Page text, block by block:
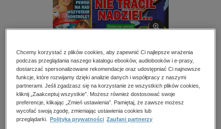
polityka, społeczno-informacyjne
psychologiczne
popularno-naukowe
historia
zdrowie
religie
Przeczytaj fragment
BESTSELLER
Życie na gorąco – e-wydanie – 48/2025
Chcemy korzystać z plików cookies, aby zapewnić Ci najlepsze wrażenia
podczas przeglądania naszego katalogu ebooków, audiobooków i e-prasy,
dostarczać spersonalizowane rekomendacje oraz udostępniać Ci najnowsze
funkcje, które rozwijamy dzięki analizie danych i współpracy z naszymi
partnerami. Jeśli zgadzasz się na korzystanie ze wszystkich plików cookies,
kliknij „Zaakceptuj wszystkie”. Możesz również dostosować swoje
preferencje, klikając „Zmień ustawienia”. Pamiętaj, że zawsze możesz
wycofać swoją zgodę, zmieniając ustawienia cookies lub
przeglądarki.
Polityka prywatności Zaufani partnerzy